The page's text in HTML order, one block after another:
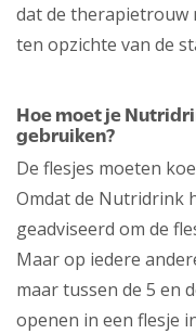
dat de therapietrouw
ten opzichte van de
Hoe moet je
gebruiken?
De flesjes moeten
Omdat de Nutridrink
geadviseerd om de
Maar op iedere
maar tussen de 5 en
openen in een flesje